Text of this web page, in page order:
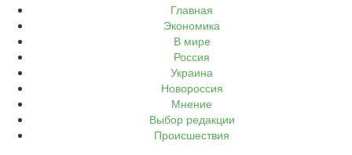
Главная
Экономика
В мире
Россия
Украина
Новороссия
Мнение
Выбор редакции
Происшествия